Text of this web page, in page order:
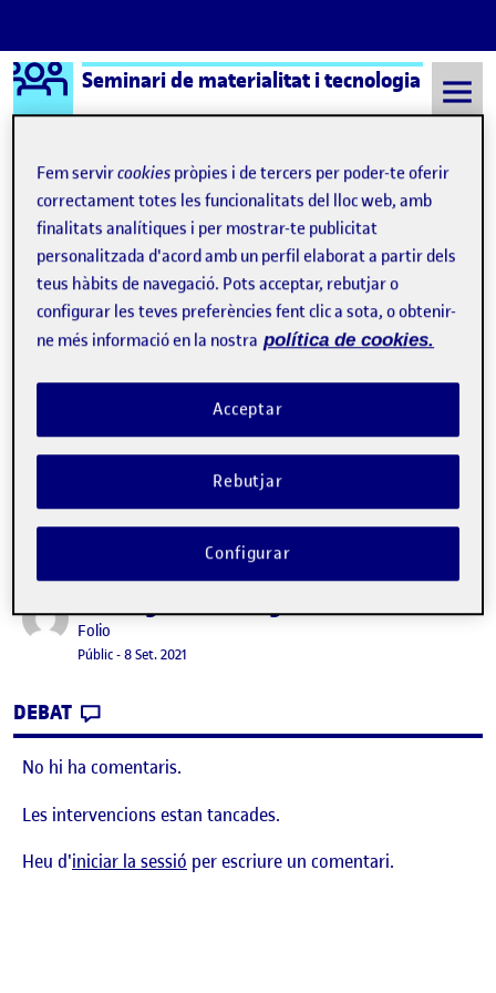
Saltar al contingut
Logo Ágora
Seminari de materialitat i tecnologia
Semestre 20222 - Aula 1
Folio
Benvinguts i benvingudes!
Publicat per
Folio
Visibilitat:
Públic-Data de publicació
8 Set. 2021
DEBAT
No hi ha comentaris.
Les intervencions estan tancades.
Heu d'iniciar la sessió per escriure un comentari.
Fem servircookies pròpies i de tercers per poder-te oferir
correctament totes les funcionalitats del lloc web, amb
finalitats analítiques i per mostrar-te publicitat
personalitzada d'acord amb un perfil elaborat a partir dels
teus hàbits de navegació. Pots acceptar, rebutjar o
configurar les teves preferències fent clic a sota, o obtenir-
ne més informació en la nostra política de cookies.
Rebutjar
Acceptar
Configurar